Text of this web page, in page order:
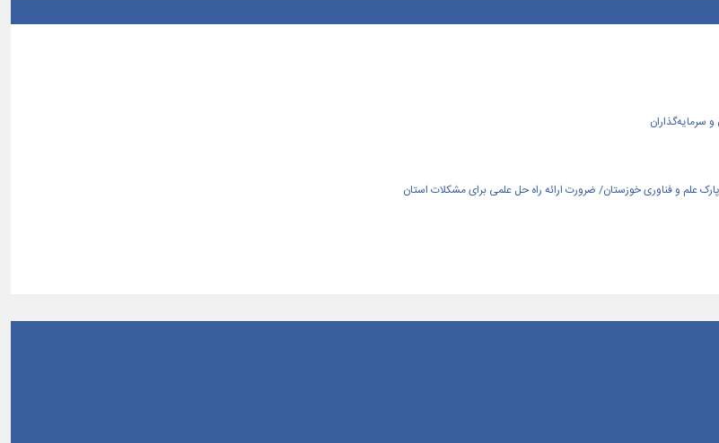
سرمایه‌گذاران
پارک علم و فناوری خوزستان/ ضرورت ارائه راه حل علمی برای مشکلات استان